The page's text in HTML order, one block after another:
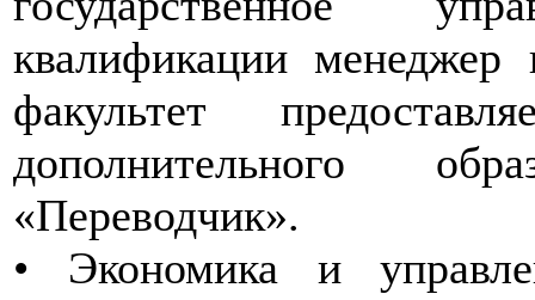
квалификации
факультет
дополнительного
«Переводчик».
• Экономика и